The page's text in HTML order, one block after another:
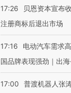
17:26
贝恩资本宣布
注册商标后退出市场
17:16
电动汽车需求
国品牌表现强劲｜出海
17:00
普渡机器人张